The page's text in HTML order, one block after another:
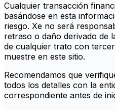
Cualquier transacción
basándose en esta
riesgo. Xe no será
retraso o daño derivado de
de cualquier trato con
muestre en este sitio.
Recomendamos que
todos los detalles con la
correspondiente antes de